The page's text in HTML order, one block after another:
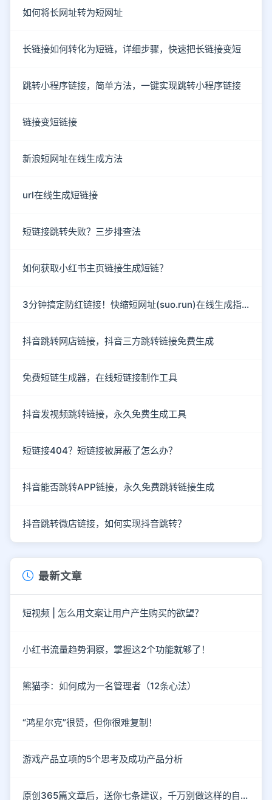
如何将长网址转为短网址
长链接如何转化为短链，详细步骤，快速把长链接变短
跳转小程序链接，简单方法，一键实现跳转小程序链接
链接变短链接
新浪短网址在线生成方法
url在线生成短链接
短链接跳转失败？三步排查法
如何获取小红书主页链接生成短链？
3分钟搞定防红链接！快缩短网址(suo.run)在线生成指南
抖音跳转网店链接，抖音三方跳转链接免费生成
免费短链生成器，在线短链接制作工具
抖音发视频跳转链接，永久免费生成工具
短链接404？短链接被屏蔽了怎么办？
抖音能否跳转APP链接，永久免费跳转链接生成
抖音跳转微店链接，如何实现抖音跳转？
最新文章
短视频 | 怎么用文案让用户产生购买的欲望？
小红书流量趋势洞察，掌握这2个功能就够了！
熊猫李：如何成为一名管理者（12条心法）
“鸿星尔克”很赞，但你很难复制！
游戏产品立项的5个思考及成功产品分析
原创365篇文章后，送你七条建议，千万别做这样的自媒体！